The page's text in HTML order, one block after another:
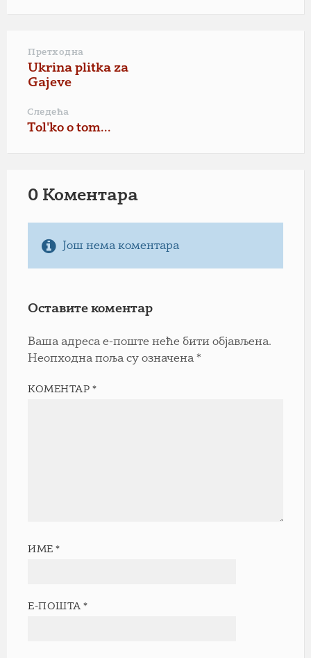
Претходна
Ukrina plitka za
Gajeve
Следећа
Tol'ko o tom...
0 Коментарa
Још нема коментара
Оставите коментар
Ваша адреса е-поште неће бити објављена.
Неопходна поља су означена *
КОМЕНТАР*
ИМЕ*
Е-ПОШТА*